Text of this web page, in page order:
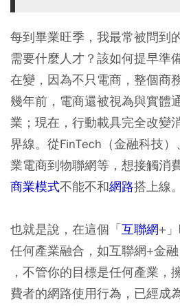
每到畢業旺季，我最常被問到
需要什麼人才？該如何提早準
在變，因為不只電商，整個商
幾年前，電商還被視為與實體
業；現在，行動載具完全改變
界線。從FinTech（金融科技
業電商到物聯網等，想接觸消
商業模式不能不和網路搭上線。
也就是說，在這個「互聯網+
任何產業融合，如互聯網+金融
，不管你的目標是任何產業，
費者的網路使用行為，已經成